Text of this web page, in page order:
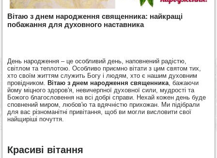
Вітаю з днем народження священника: найкращі
побажання для духовного наставника
День народження – це особливий день, наповнений радістю,
світлом та теплотою. Особливо приємно вітати з цим святом тих,
хто своїм життям служить Богу і людям, хто є нашим духовним
провідником. Вітаю з днем народження священника, бажаючи
йому міцного здоров'я, невичерпної духовної сили, мудрості та
Божого благословення на всі добрі справи. Нехай кожен день буде
сповнений миром, любов'ю та вдячністю прихожан. Ми підібрали
для вас різноманітні привітання, щоб ви могли висловити свої
найщиріші почуття.
Красиві вітання